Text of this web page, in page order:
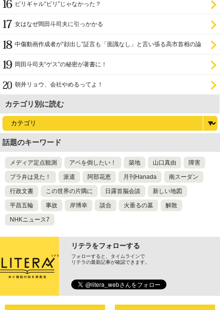
ビリギャル“ビリ”じゃなかった？
女はなぜ岡田斗司夫に引っかかる
中傷動画作成者が“顔出し”証言も「面識なし」と言い張る高市首相の論
岡田斗司夫“ゲス”の秘密が著書に！
朝井リョウ、会社やめるってよ！
カテゴリ別に読む
話題のキーワード
メディア定点観測 アベを倒したい！ 築地 山口真由 障害
ブラ弁は見た！ 派遣 阿部花恵 月刊Hanada 南スーダン
行政文書 この世界の片隅に 日露首脳会談 新しい地図
平昌五輪 事故 岸博幸 談合 火垂るの墓 解散
NHKニュース7
リテラをフォローする
フォローすると、タイムラインで
リテラの最新記事が確認できます。